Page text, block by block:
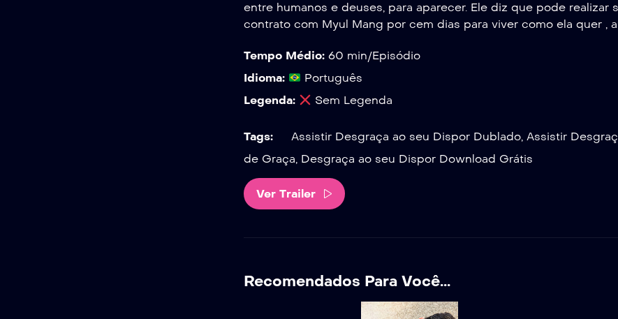
entre humanos e deuses, para aparecer. Ele diz que pode realizar
contrato com Myul Mang por cem dias para viver como ela quer ,
Tempo Médio:60 min/Episódio
Idioma:
Português
Legenda:
Sem Legenda
Tags:
Assistir Desgraça ao seu Dispor Dublado, Assistir
de Graça, Desgraça ao seu Dispor Download Grátis
Ver Trailer
Recomendados Para Você...